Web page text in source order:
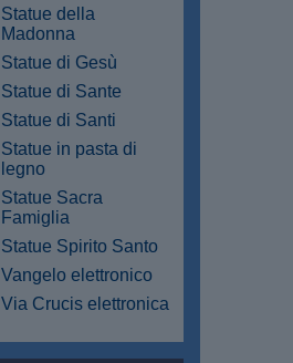
Statue della
Madonna
Statue di Gesù
Statue di Sante
Statue di Santi
Statue in pasta di
legno
Statue Sacra
Famiglia
Statue Spirito Santo
Vangelo elettronico
Via Crucis elettronica